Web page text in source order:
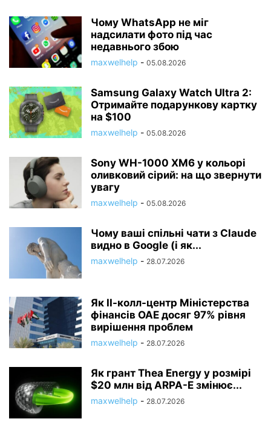
Чому WhatsApp не міг
надсилати фото під час
недавнього збою
maxwelhelp - 05.08.2026
Samsung Galaxy Watch Ultra 2:
Отримайте подарункову картку
на $100
maxwelhelp - 05.08.2026
Sony WH-1000 XM6 у кольорі
оливковий сірий: на що звернути
увагу
maxwelhelp - 05.08.2026
Чому ваші спільні чати з Claude
видно в Google (і як...
maxwelhelp - 28.07.2026
Як ІІ-колл-центр Міністерства
фінансів ОАЕ досяг 97% рівня
вирішення проблем
maxwelhelp - 28.07.2026
Як грант Thea Energy у розмірі
$20 млн від ARPA-E змінює...
maxwelhelp - 28.07.2026